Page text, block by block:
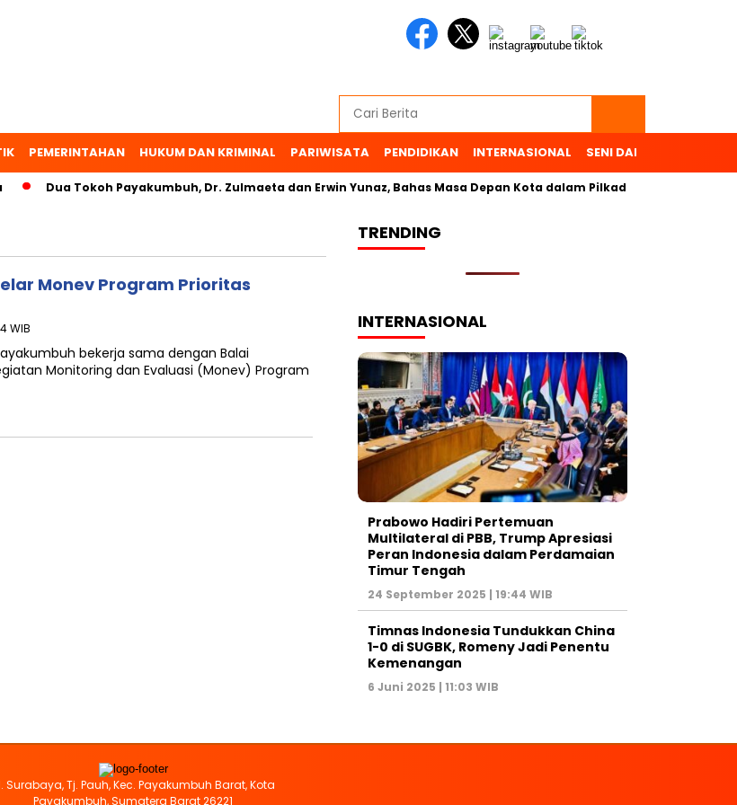
PEMERINTAHAN HUKUM DAN KRIMINAL PARIWISATA PENDIDIKAN INTERNASIONAL SENI DAN BUDAYA
Dua Tokoh Payakumbuh, Dr. Zulmaeta dan Erwin Yunaz, Bahas Masa Depan Kota dalam Pilkada
Monev Program Prioritas
WIB
bekerja sama dengan Balai
Monitoring dan Evaluasi (Monev) Program
TRENDING
INTERNASIONAL
Prabowo Hadiri Pertemuan
Multilateral di PBB, Trump Apresiasi
Peran Indonesia dalam Perdamaian
Timur Tengah
24 September 2025 | 19:44 WIB
Timnas Indonesia Tundukkan China
1-0 di SUGBK, Romeny Jadi Penentu
Kemenangan
6 Juni 2025 | 11:03 WIB
Surabaya, Tj. Pauh, Kec. Payakumbuh Barat, Kota
Payakumbuh, Sumatera Barat 26221